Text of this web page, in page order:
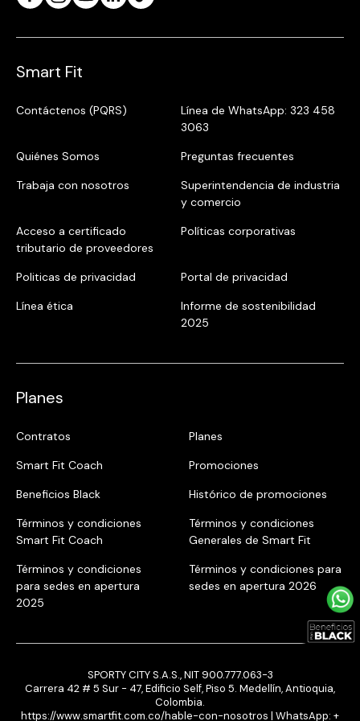
Smart Fit
Contáctenos (PQRS)
Línea de WhatsApp: 323 458
3063
Quiénes Somos
Preguntas frecuentes
Trabaja con nosotros
Superintendencia de industria
y comercio
Acceso a certificado
tributario de proveedores
Políticas corporativas
Politicas de privacidad
Portal de privacidad
Línea ética
Informe de sostenibilidad
2025
Planes
Contratos
Planes
Smart Fit Coach
Promociones
Beneficios Black
Histórico de promociones
Términos y condiciones
Smart Fit Coach
Términos y condiciones
Generales de Smart Fit
Términos y condiciones
para sedes en apertura
2025
Términos y condiciones para
sedes en apertura 2026
SPORTY CITY S.A.S., NIT 900.777.063-3
Carrera 42 # 5 Sur - 47, Edificio Self, Piso 5. Medellín, Antioquia,
Colombia.
https://www.smartfit.com.co/hable-con-nosotros | WhatsApp: +